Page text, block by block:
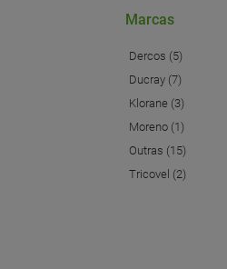
Marcas
Dercos (5)
Ducray (7)
Klorane (3)
Moreno (1)
Outras (15)
Tricovel (2)